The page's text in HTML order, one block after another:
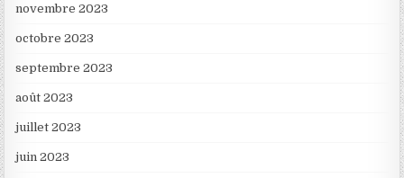
novembre 2023
octobre 2023
septembre 2023
août 2023
juillet 2023
juin 2023